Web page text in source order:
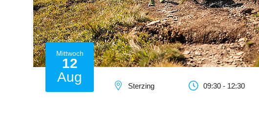
Mittwoch
12
Aug
Sterzing 09:30 - 12:30